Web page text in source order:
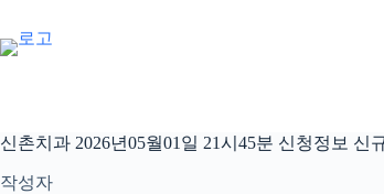
으
뛰
기
신촌치과 2026년05월01일 21시45분 신청정보 신
작성자